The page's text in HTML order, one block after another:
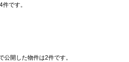
です。
公開した物件は2件です。